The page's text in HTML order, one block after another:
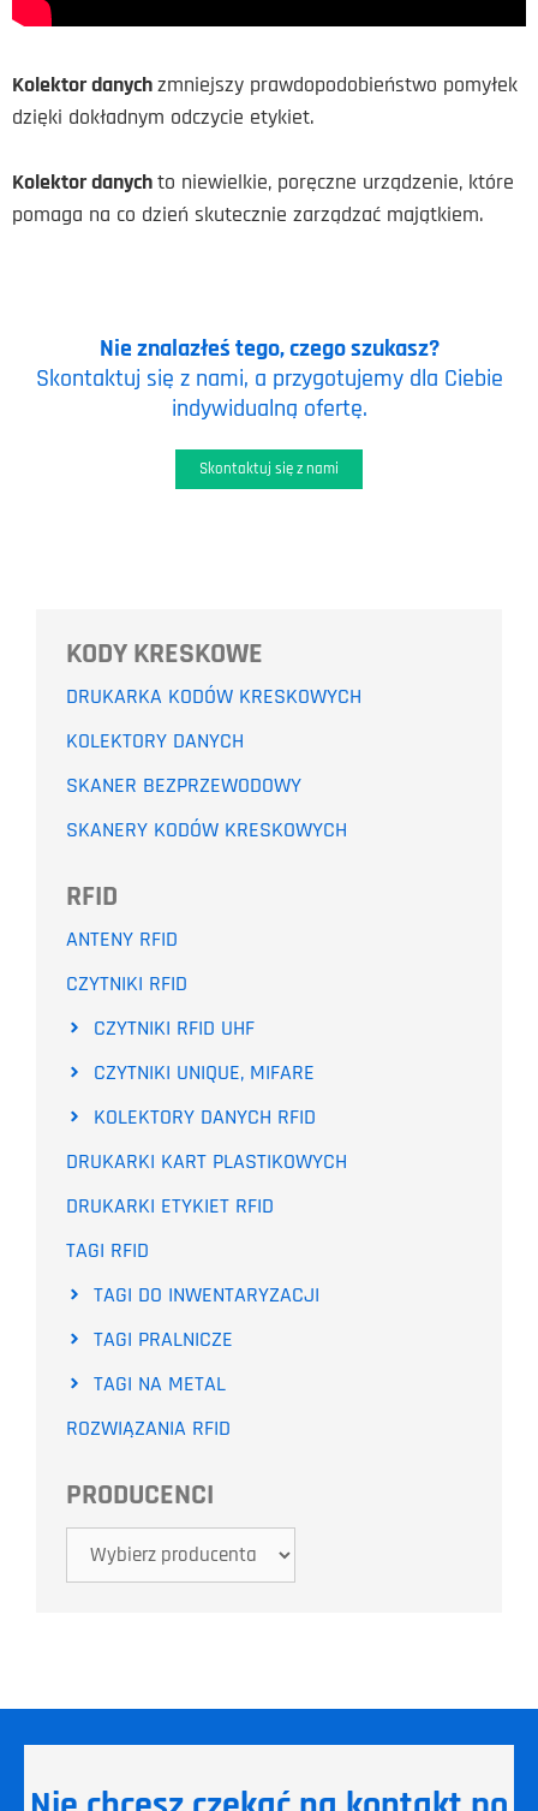
Kolektor danychzmniejszy prawdopodobieństwo pomyłek
dzięki dokładnym odczycie etykiet.
Kolektor danychto niewielkie, poręczne urządzenie, które
pomaga na co dzień skutecznie zarządzać majątkiem.
Nie znalazłeś tego, czego szukasz?
Skontaktuj się z nami, a przygotujemy dla Ciebie
indywidualną ofertę.
Skontaktuj się z nami
KODY KRESKOWE
DRUKARKA KODÓW KRESKOWYCH
KOLEKTORY DANYCH
SKANER BEZPRZEWODOWY
SKANERY KODÓW KRESKOWYCH
RFID
ANTENY RFID
CZYTNIKI RFID
CZYTNIKI RFID UHF
CZYTNIKI UNIQUE, MIFARE
KOLEKTORY DANYCH RFID
DRUKARKI KART PLASTIKOWYCH
DRUKARKI ETYKIET RFID
TAGI RFID
TAGI DO INWENTARYZACJI
TAGI PRALNICZE
TAGI NA METAL
ROZWIĄZANIA RFID
PRODUCENCI